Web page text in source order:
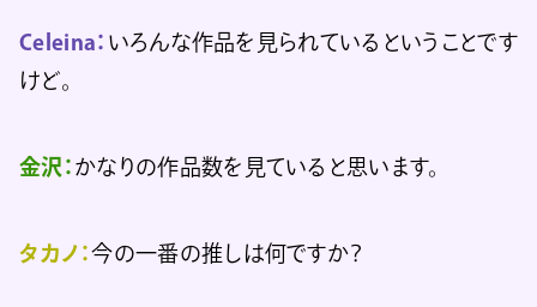
Celeina： いろんな作品を見られているということです
けど。
金沢： かなりの作品数を見ていると思います。
タカノ：今の一番の推しは何ですか？